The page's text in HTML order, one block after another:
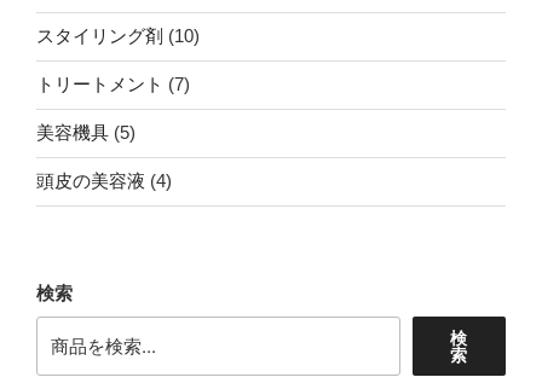
商
個
の
商
スタイリング剤 1010
個
トリートメント 77
個
美容機具 55
個
の
頭皮の美容液 44
個
検索
検
索